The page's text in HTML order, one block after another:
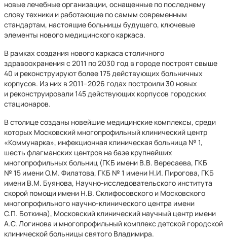
новые лечебные организации, оснащенные по последнему
слову техники и работающие по самым современным
стандартам, настоящие больницы будущего, ключевые
элементы нового медицинского каркаса.
В рамках создания нового каркаса столичного
здравоохранения с 2011 по 2030 год в городе построят свыше
40 и реконструируют более 175 действующих больничных
корпусов. Из них в 2011–2026 годах построили 30 новых
и реконструировали 145 действующих корпусов городских
стационаров.
В столице созданы новейшие медицинские комплексы, среди
которых Московский многопрофильный клинический центр
«Коммунарка», инфекционная клиническая больница № 1,
шесть флагманских центров на базе крупнейших
многопрофильных больниц (ГКБ имени В.В. Вересаева, ГКБ
№ 15 имени О.М. Филатова, ГКБ № 1 имени Н.И. Пирогова, ГКБ
имени В.М. Буянова, Научно-исследовательского института
скорой помощи имени Н.В. Склифосовского и Московского
многопрофильного научно-клинического центра имени
С.П. Боткина), Московский клинический научный центр имени
А.С. Логинова и многопрофильный комплекс детской городской
клинической больницы святого Владимира.